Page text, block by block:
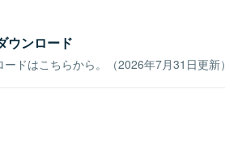
ウンロード
ドはこちらから。（2026年7月31日更新）